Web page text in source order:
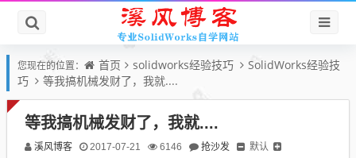
您现在的位置： 首页 solidworks经验技巧
SolidWorks经验技
巧
等我搞机械发财了，我就....
等我搞机械发财了，我就....
溪风博客 2017-07-21 6146 抢沙发 默认